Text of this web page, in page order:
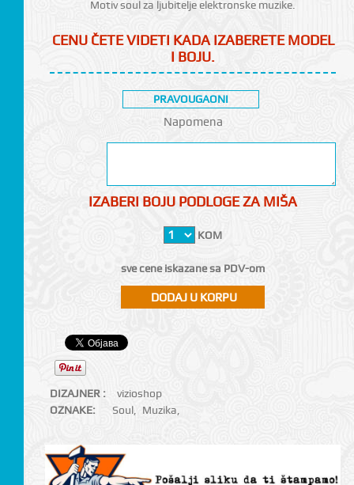
Motiv soul za ljubitelje elektronske muzike.
CENU ČETE VIDETI KADA IZABERETE MODEL
I BOJU.
PRAVOUGAONI
Napomena
IZABERI BOJU PODLOGE ZA MIŠA
KOM
sve cene iskazane sa PDV-om
DIZAJNER :
vizioshop
OZNAKE:
Soul, Muzika